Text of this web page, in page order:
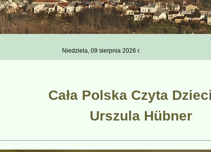
Niedziela, 09 sierpnia 2026 r.
Cała Polska Czyta
Urszula Hübner